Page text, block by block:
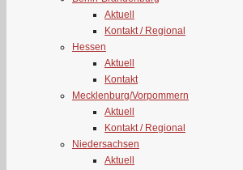
Aktuell
Kontakt / Regional
Hessen
Aktuell
Kontakt
Mecklenburg/Vorpommern
Aktuell
Kontakt / Regional
Niedersachsen
Aktuell